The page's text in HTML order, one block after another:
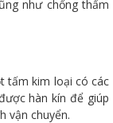
như chống thẩm
tấm kim loại có các
hàn kín để giúp
vận chuyển.